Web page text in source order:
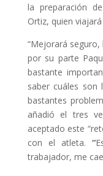
la preparación
Ortiz, quien
“Mejorará
por su parte
bastante
saber cuáles son
bastantes
añadió el tres
aceptado este
con el atleta.“
trabajador, me